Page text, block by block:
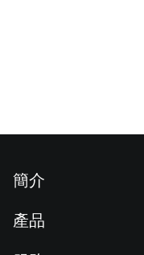
簡介
產品